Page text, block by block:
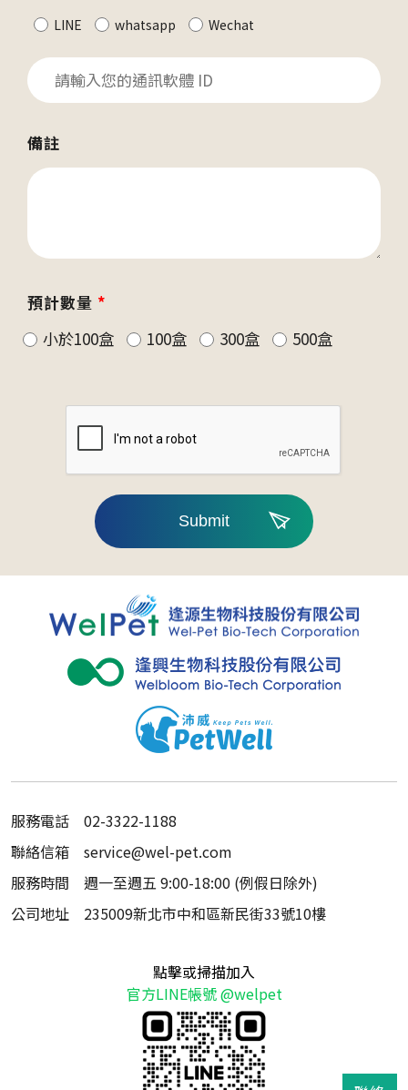
LINE whatsapp Wechat
備註
預計數量 *
小於100盒
100盒 300盒 500盒
Submit
服務電話
02-3322-1188
聯絡信箱
service@wel-pet.com
服務時間
週一至週五 9:00-18:00 (例假日除外)
公司地址
235009新北市中和區新民街33號10樓
點擊或掃描加入
官方LINE帳號 @welpet